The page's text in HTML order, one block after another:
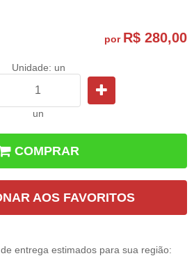
por R$ 280,00
Unidade: un
un
COMPRAR
AOS FAVORITOS
entrega estimados para sua região: